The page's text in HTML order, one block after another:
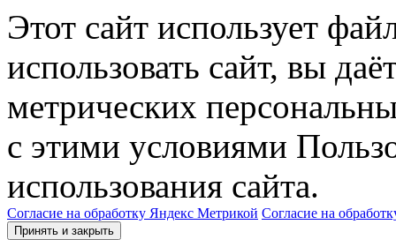
Этот сайт использует
использовать сайт, вы
метрических
с этими условиями
использования сайта.
Согласие на обработку Яндекс Метрикой Согласие на
Принять и закрыть